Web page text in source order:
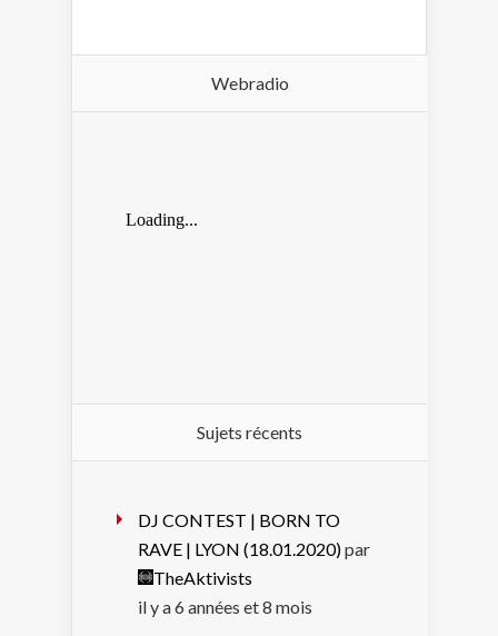
Webradio
Sujets récents
DJ CONTEST | BORN TO
RAVE | LYON (18.01.2020)par
TheAktivists
il y a 6 années et 8 mois